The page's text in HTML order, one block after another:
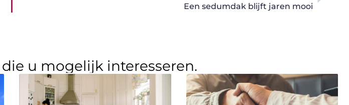
Een sedumdak blijft jaren mooi
die u mogelijk interesseren.